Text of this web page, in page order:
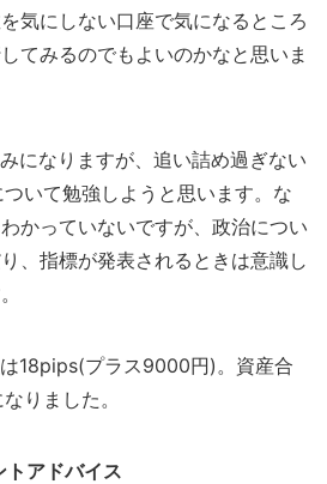
気にしない口座で気になるところ
てみるのでもよいのかなと思いま
になりますが、追い詰め過ぎない
いて勉強しようと思います。な
かっていないですが、政治につい
、指標が発表されるときは意識し
18pips(プラス9000円)。資産合
りました。
アドバイス